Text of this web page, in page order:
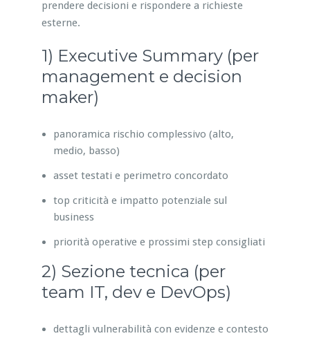
prendere decisioni e rispondere a richieste
esterne.
1) Executive Summary (per
management e decision
maker)
panoramica rischio complessivo (alto,
medio, basso)
asset testati e perimetro concordato
top criticità e impatto potenziale sul
business
priorità operative e prossimi step consigliati
2) Sezione tecnica (per
team IT, dev e DevOps)
dettagli vulnerabilità con evidenze e contesto